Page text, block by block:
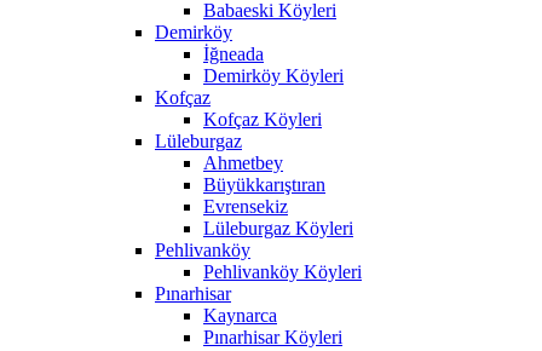
Babaeski Köyleri
Demirköy
İğneada
Demirköy Köyleri
Kofçaz
Kofçaz Köyleri
Lüleburgaz
Ahmetbey
Büyükkarıştıran
Evrensekiz
Lüleburgaz Köyleri
Pehlivanköy
Pehlivanköy Köyleri
Pınarhisar
Kaynarca
Pınarhisar Köyleri